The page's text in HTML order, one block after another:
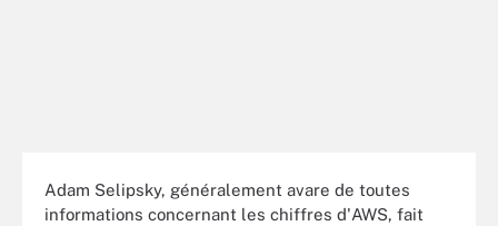
Adam Selipsky, généralement avare de toutes
informations concernant les chiffres d'AWS, fait